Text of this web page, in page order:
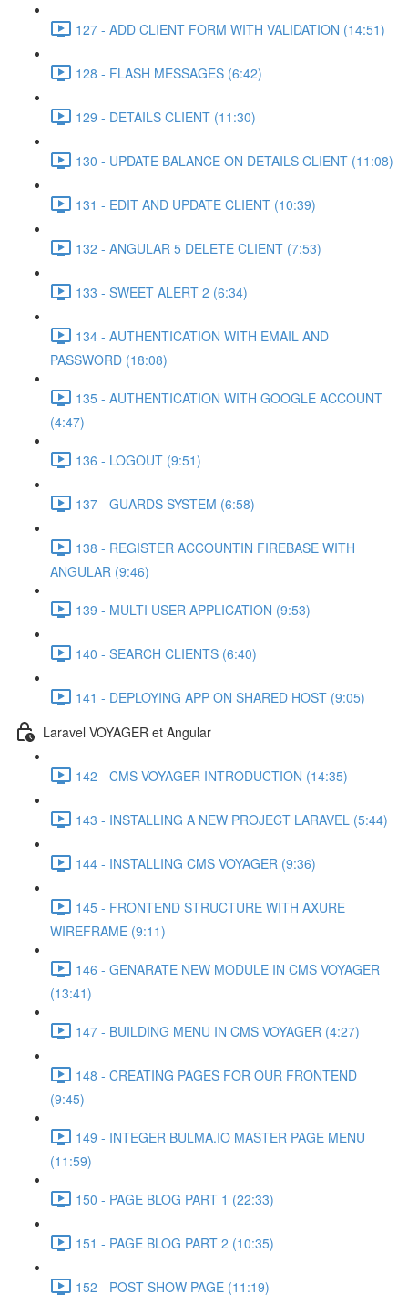
127 - ADD CLIENT FORM WITH VALIDATION (14:51)
128 - FLASH MESSAGES (6:42)
129 - DETAILS CLIENT (11:30)
130 - UPDATE BALANCE ON DETAILS CLIENT (11:08)
131 - EDIT AND UPDATE CLIENT (10:39)
132 - ANGULAR 5 DELETE CLIENT (7:53)
133 - SWEET ALERT 2 (6:34)
134 - AUTHENTICATION WITH EMAIL AND
PASSWORD (18:08)
135 - AUTHENTICATION WITH GOOGLE ACCOUNT
(4:47)
136 - LOGOUT (9:51)
137 - GUARDS SYSTEM (6:58)
138 - REGISTER ACCOUNTIN FIREBASE WITH
ANGULAR (9:46)
139 - MULTI USER APPLICATION (9:53)
140 - SEARCH CLIENTS (6:40)
141 - DEPLOYING APP ON SHARED HOST (9:05)
Laravel VOYAGER et Angular
142 - CMS VOYAGER INTRODUCTION (14:35)
143 - INSTALLING A NEW PROJECT LARAVEL (5:44)
144 - INSTALLING CMS VOYAGER (9:36)
145 - FRONTEND STRUCTURE WITH AXURE
WIREFRAME (9:11)
146 - GENARATE NEW MODULE IN CMS VOYAGER
(13:41)
147 - BUILDING MENU IN CMS VOYAGER (4:27)
148 - CREATING PAGES FOR OUR FRONTEND
(9:45)
149 - INTEGER BULMA.IO MASTER PAGE MENU
(11:59)
150 - PAGE BLOG PART 1 (22:33)
151 - PAGE BLOG PART 2 (10:35)
152 - POST SHOW PAGE (11:19)